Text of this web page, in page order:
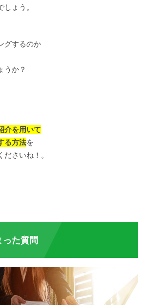
ょう。
グするのか
うか？
介を用いて
る方法を
さいね！。
った質問